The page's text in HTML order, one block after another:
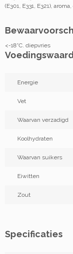
(E301, E331, E321),
<-18°C. diepvries
Energie
Vet
Waarvan verzadigd
Koolhydraten
Waarvan suikers
Eiwitten
Zout
Specificaties